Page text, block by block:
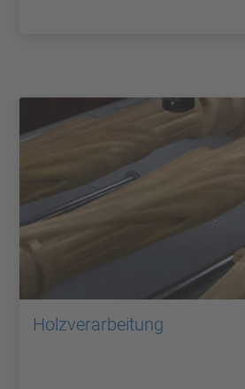
Holzverarbeitung